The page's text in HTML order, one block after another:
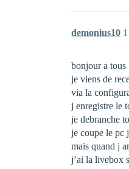
demonius10 1
bonjour a tous
je viens de
via la
j enregistre le
je debranche
je coupe le pc
mais quand j
j’ai la livebox